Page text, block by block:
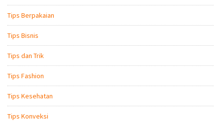
Tips Berpakaian
Tips Bisnis
Tips dan Trik
Tips Fashion
Tips Kesehatan
Tips Konveksi